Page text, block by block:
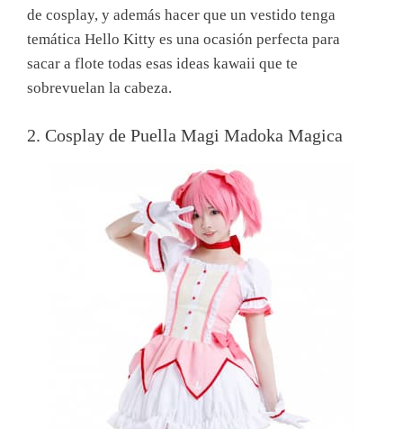
de cosplay, y además hacer que un vestido tenga
temática Hello Kitty es una ocasión perfecta para
sacar a flote todas esas ideas kawaii que te
sobrevuelan la cabeza.
2. Cosplay de Puella Magi Madoka Magica